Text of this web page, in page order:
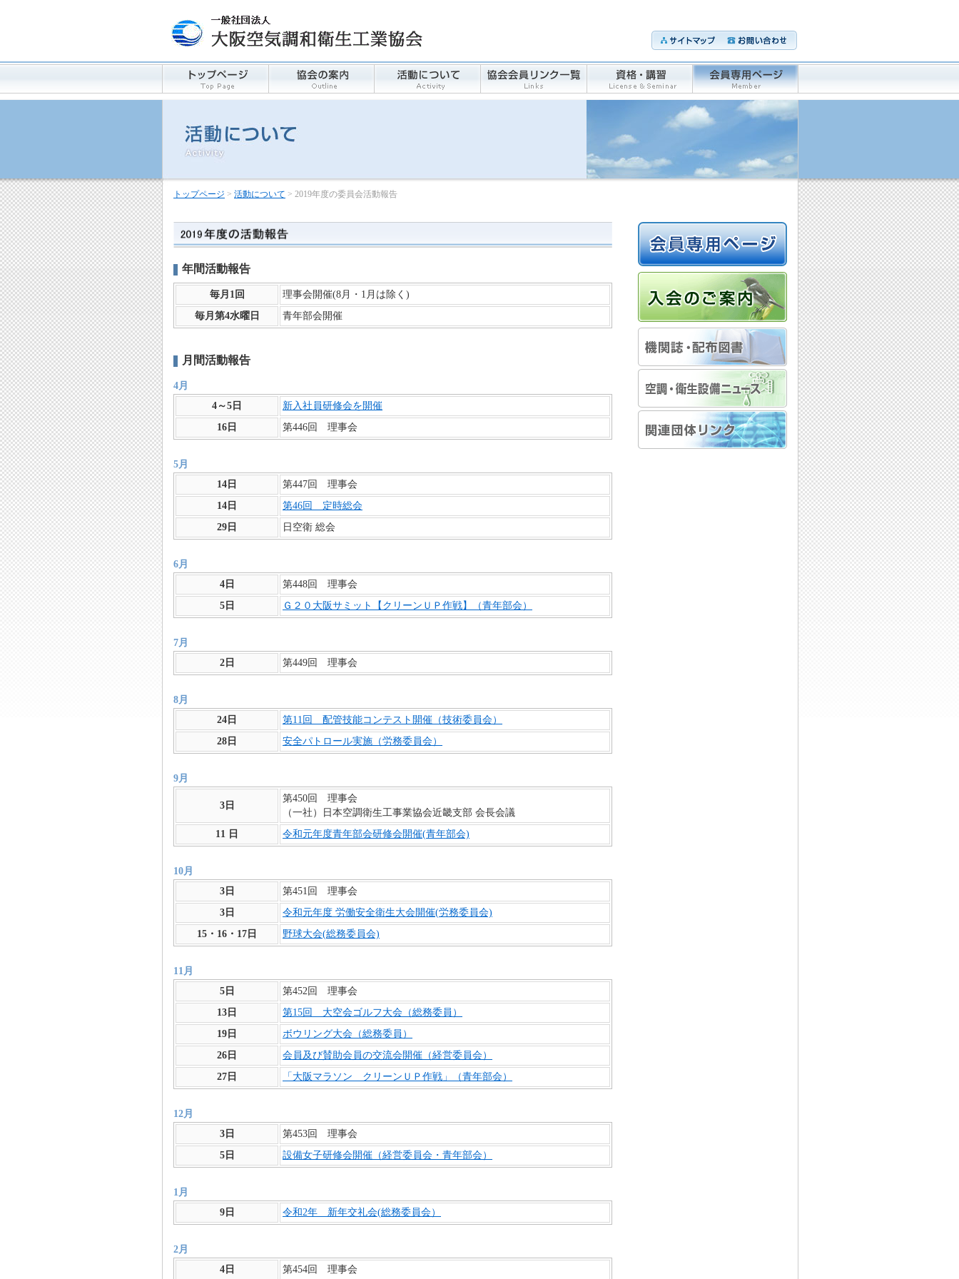
トップページ > 活動について > 2019年度の委員会活動報告
年間活動報告
毎月1回
理事会開催(8月・1月は除く)
毎月第4水曜日
青年部会開催
月間活動報告
4月
4～5日
新入社員研修会を開催
16日
第446回 理事会
5月
14日
第447回 理事会
14日
第46回 定時総会
29日
日空衛 総会
6月
4日
第448回 理事会
5日
Ｇ２０大阪サミット【クリーンＵＰ作戦】（青年部会）
7月
2日 第449回 理事会
8月
24日
第11回 配管技能コンテスト開催（技術委員会）
28日
安全パトロール実施（労務委員会）
9月
3日
第450回 理事会
（一社）日本空調衛生工事業協会近畿支部 会長会議
11 日
令和元年度青年部会研修会開催(青年部会)
10月
3日
第451回 理事会
3日
令和元年度 労働安全衛生大会開催(労務委員会)
15・16・17日
野球大会(総務委員会)
11月
5日
第452回 理事会
13日
第15回 大空会ゴルフ大会（総務委員）
19日
ボウリング大会（総務委員）
26日
会員及び賛助会員の交流会開催（経営委員会）
27日
「大阪マラソン クリーンＵＰ作戦」（青年部会）
12月
3日
第453回 理事会
5日
設備女子研修会開催（経営委員会・青年部会）
1月
9日 令和2年 新年交礼会(総務委員会）
2月
4日 第454回 理事会